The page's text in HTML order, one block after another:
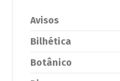
Avisos
Bilhética
Botânico